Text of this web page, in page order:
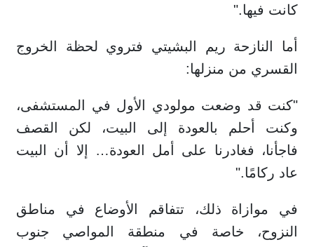
كانت فيها."
أما النازحة ريم البشيتي فتروي لحظة الخروج
القسري من منزلها:
"كنت قد وضعت مولودي الأول في المستشفى،
وكنت أحلم بالعودة إلى البيت، لكن القصف
فاجأنا، فغادرنا على أمل العودة… إلا أن البيت
عاد ركامًا."
في موازاة ذلك، تتفاقم الأوضاع في مناطق
النزوح، خاصة في منطقة المواصي جنوب